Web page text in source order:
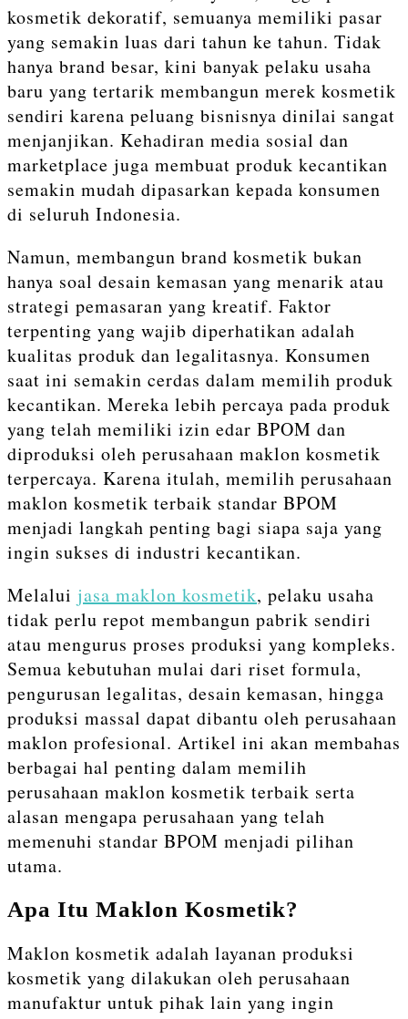
kosmetik dekoratif, semuanya memiliki pasar
yang semakin luas dari tahun ke tahun. Tidak
hanya brand besar, kini banyak pelaku usaha
baru yang tertarik membangun merek kosmetik
sendiri karena peluang bisnisnya dinilai sangat
menjanjikan. Kehadiran media sosial dan
marketplace juga membuat produk kecantikan
semakin mudah dipasarkan kepada konsumen
di seluruh Indonesia.
Namun, membangun brand kosmetik bukan
hanya soal desain kemasan yang menarik atau
strategi pemasaran yang kreatif. Faktor
terpenting yang wajib diperhatikan adalah
kualitas produk dan legalitasnya. Konsumen
saat ini semakin cerdas dalam memilih produk
kecantikan. Mereka lebih percaya pada produk
yang telah memiliki izin edar BPOM dan
diproduksi oleh perusahaan maklon kosmetik
terpercaya. Karena itulah, memilih perusahaan
maklon kosmetik terbaik standar BPOM
menjadi langkah penting bagi siapa saja yang
ingin sukses di industri kecantikan.
Melalui jasa maklon kosmetik, pelaku usaha
tidak perlu repot membangun pabrik sendiri
atau mengurus proses produksi yang kompleks.
Semua kebutuhan mulai dari riset formula,
pengurusan legalitas, desain kemasan, hingga
produksi massal dapat dibantu oleh perusahaan
maklon profesional. Artikel ini akan membahas
berbagai hal penting dalam memilih
perusahaan maklon kosmetik terbaik serta
alasan mengapa perusahaan yang telah
memenuhi standar BPOM menjadi pilihan
utama.
Apa Itu Maklon Kosmetik?
Maklon kosmetik adalah layanan produksi
kosmetik yang dilakukan oleh perusahaan
manufaktur untuk pihak lain yang ingin